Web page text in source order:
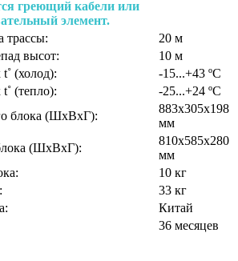
греющий кабели или
элемент.
трассы:
20 м
высот:
10 м
(холод):
-15...+43 ºС
(тепло):
-25...+24 ºС
блока (ШхВхГ):
883х305х198
мм
(ШхВхГ):
810x585x280
мм
10 кг
33 кг
Китай
36 месяцев